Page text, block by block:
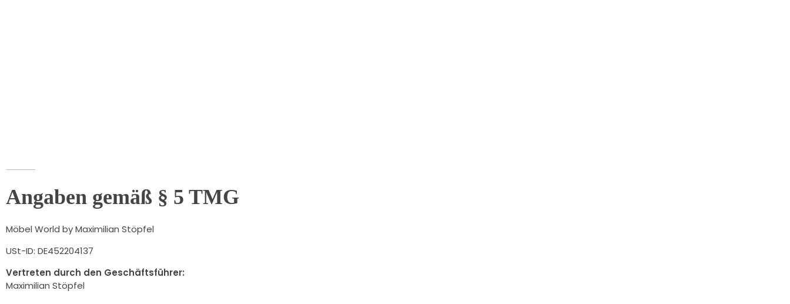
Angaben gemäß § 5 TMG
Möbel World by Maximilian Stöpfel
USt-ID: DE452204137
Vertreten durch den Geschäftsführer:
Maximilian Stöpfel